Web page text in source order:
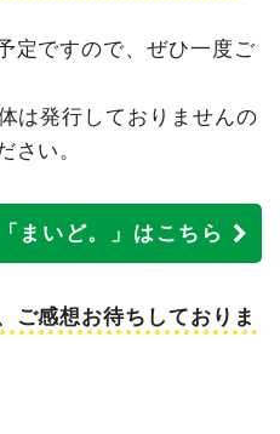
定ですので、ぜひ一度ご
は発行しておりませんの
さい。
まいど。」はこちら
ご感想お待ちしておりま